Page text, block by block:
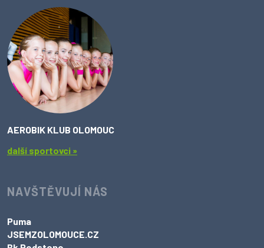
AEROBIK KLUB OLOMOUC
další sportovci »
NAVŠTĚVUJÍ NÁS
Puma
JSEMZOLOMOUCE.CZ